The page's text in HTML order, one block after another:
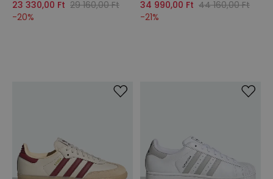
23 330,00 Ft 29 160,00 Ft
-20%
34 990,00 Ft 44 160,00 Ft
-21%